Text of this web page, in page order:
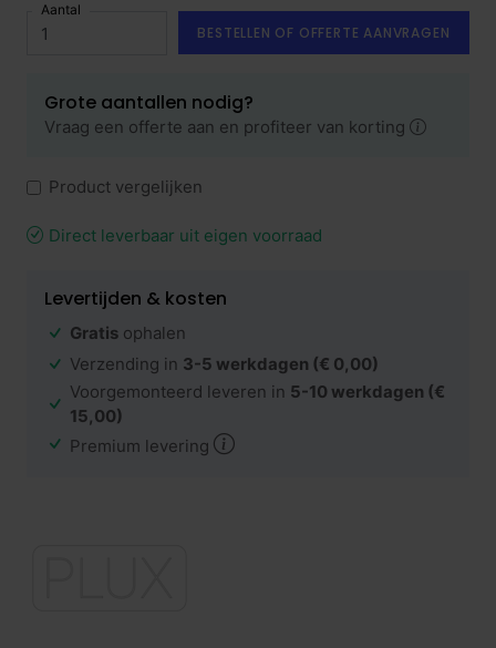
Aantal
BESTELLEN OF OFFERTE AANVRAGEN
Grote aantallen nodig?
Vraag een offerte aan en profiteer van korting
Product vergelijken
Direct leverbaar uit eigen voorraad
Levertijden & kosten
Gratis ophalen
Verzending in 3-5 werkdagen (€ 0,00)
Voorgemonteerd leveren in 5-10 werkdagen (€
15,00)
Premium levering